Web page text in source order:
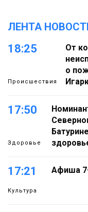
ЛЕНТА
18:25
Происшествия
От
о
17:50
Здоровье
17:21
Культура
Афиша